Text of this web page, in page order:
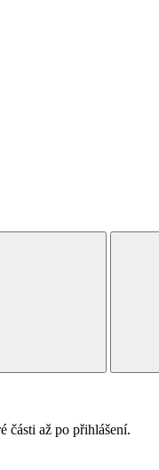
části až po přihlášení.